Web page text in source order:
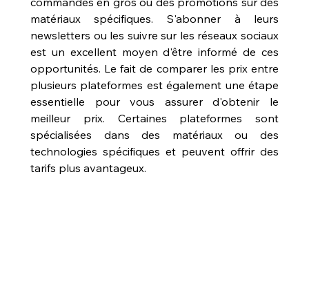
matériaux spécifiques. S'abonner à leurs
newsletters ou les suivre sur les réseaux sociaux
est un excellent moyen d'être informé de ces
opportunités. Le fait de comparer les prix entre
plusieurs plateformes est également une étape
essentielle pour vous assurer d'obtenir le
meilleur prix. Certaines plateformes sont
spécialisées dans des matériaux ou des
technologies spécifiques et peuvent offrir des
tarifs plus avantageux.